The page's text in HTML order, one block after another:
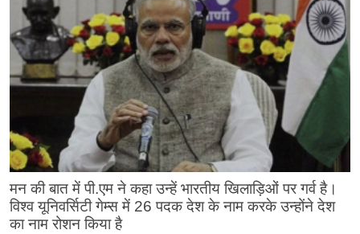
मन की बात में पी.एम ने कहा उन्हें भारतीय खिलाड़िओं पर गर्व है।
विश्व यूनिवर्सिटी गेम्स में 26 पदक देश के नाम करके उन्होंने देश
का नाम रोशन किया है